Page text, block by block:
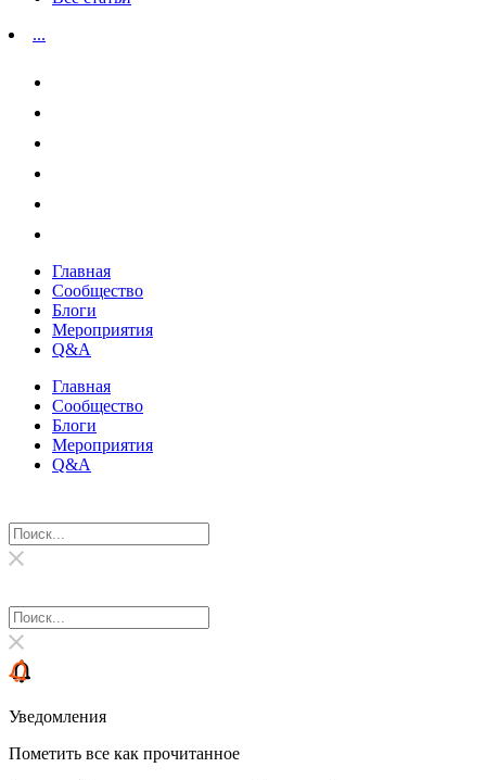
...
Главная
Сообщество
Блоги
Мероприятия
Q&A
Главная
Сообщество
Блоги
Мероприятия
Q&A
Уведомления
Пометить все как прочитанное